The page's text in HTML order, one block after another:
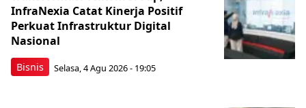
Bisnis
InfraNexia Catat Kinerja Positif
Perkuat Infrastruktur Digital
Nasional
Selasa, 4 Agu 2026 - 19:05